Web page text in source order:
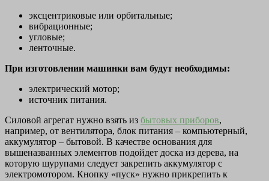
эксцентриковые или орбитальные;
вибрационные;
угловые;
ленточные.
При изготовлении машинки вам будут необходимы:
электрический мотор;
источник питания.
Силовой агрегат нужно взять из бытовых приборов,
например, от вентилятора, блок питания – компьютерный,
аккумулятор – бытовой. В качестве основания для
вышеназванных элементов подойдет доска из дерева, на
которую шурупами следует закрепить аккумулятор с
электромотором. Кнопку «пуск» нужно прикрепить к